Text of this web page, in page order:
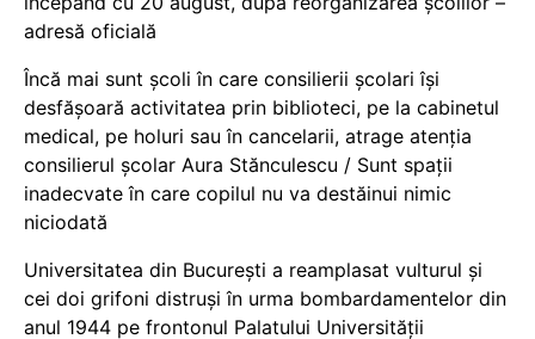
adresă oficială
Încă mai sunt școli în care consilierii școlari își
desfășoară activitatea prin biblioteci, pe la cabinetul
medical, pe holuri sau în cancelarii, atrage atenția
consilierul școlar Aura Stănculescu / Sunt spații
inadecvate în care copilul nu va destăinui nimic
niciodată
Universitatea din București a reamplasat vulturul și
cei doi grifoni distruși în urma bombardamentelor din
anul 1944 pe frontonul Palatului Universității